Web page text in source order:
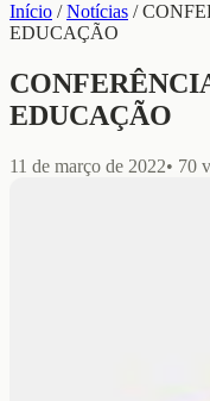
Início /Notícias /
EDUCAÇÃO
EDUCAÇÃO
11 de março de 2022• 70